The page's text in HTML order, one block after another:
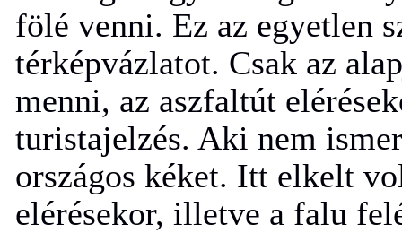
fölé venni. Ez az egyetlen
térképvázlatot. Csak az
menni, az aszfaltút
turistajelzés. Aki nem
országos kéket. Itt elkelt
elérésekor, illetve a falu